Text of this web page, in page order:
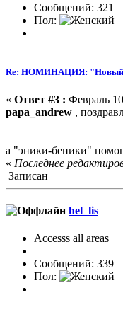
Сообщений: 321
Пол:
Re: НОМИНАЦИЯ: "Новый
« Ответ #3 : Февраль
papa_andrew ,
а "эники-беники"
« Последнее
Записан
hel_lis
Accesss all areas
Сообщений: 339
Пол: